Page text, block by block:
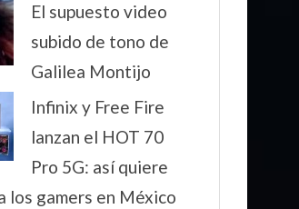
El supuesto video
subido de tono de
Galilea Montijo
Infinix y Free Fire
lanzan el HOT 70
Pro 5G: así quiere
los gamers en México